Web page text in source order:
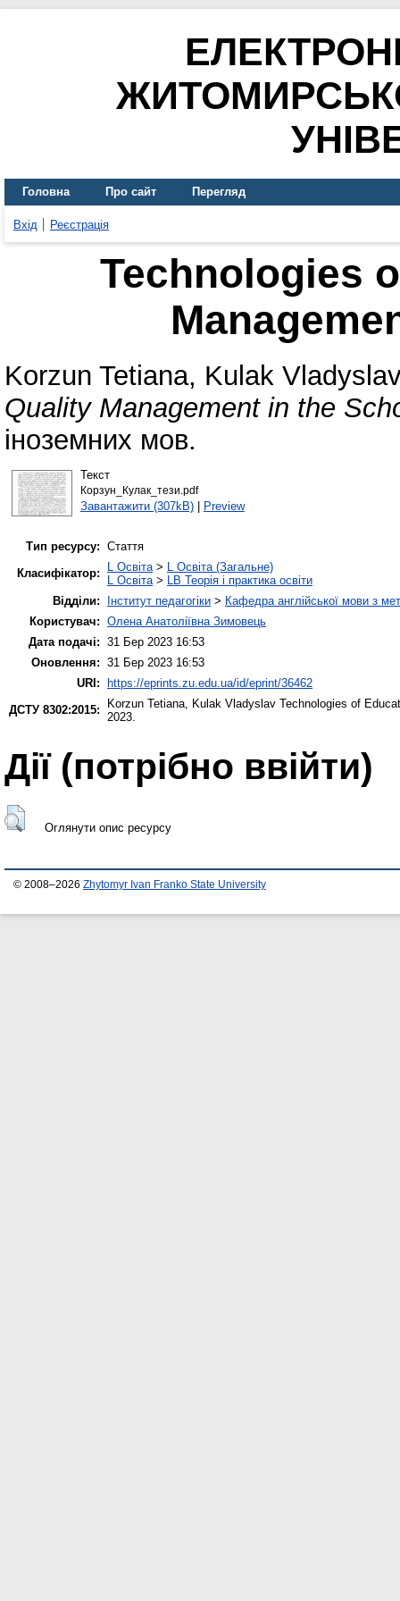
Головна Про сайт Перегляд
Вхід Реєстрація
Technologies
Korzun Tetiana, Kulak
Quality Management in the
іноземних мов.
Текст
Корзун_Кулак_тези.pdf
Завантажити (307kB)| Preview
Тип ресурсу: Стаття
Класифікатор:
L Освіта> L Освіта (Загальне)
L Освіта> LB Теорія і практика освіти
Відділи:
Інститут педагогіки > Кафедра англійської мови з
Користувач: Олена Анатоліївна Зимовець
Дата подачі: 31 Бер 2023 16:53
Оновлення: 31 Бер 2023 16:53
URI:
https://eprints.zu.edu.ua/id/eprint/36462
ДСТУ 8302:2015:
Korzun Tetiana, Kulak Vladyslav Technologies of
2023.
Дії ​​(потрібно ввійти)
Оглянути опис ресурсу
© 2008–2026 Zhytomyr Ivan Franko State University